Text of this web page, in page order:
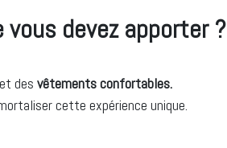
vous devez apporter ?
et des vêtements confortables.
cette expérience unique.